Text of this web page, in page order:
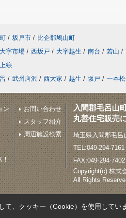
/ 坂戸市 / 比企郡鳩山町
大字市場 / 西坂戸 / 大字越生 / 南台 / 若山 /
線
/ 武州唐沢 / 西大家 / 越生 / 坂戸 / 一本松
ン
！
お問い合わせ
スタッフ紹介
周辺施設検索
入間郡毛呂山
丸善住宅販売
埼玉県入間郡毛呂
TEL:049-294-7161
FAX:049-294-7402
Copyright(c) 株式
All Rights
、クッキー（Cookie）を使用してい